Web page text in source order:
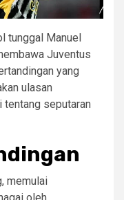
tunggal Manuel
Juventus
yang
ulasan
tentang seputaran
memulai